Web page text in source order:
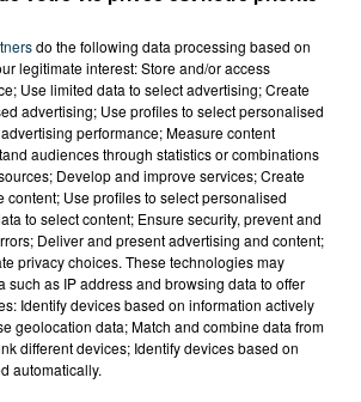
do the following data processing based on
legitimate interest: Store and/or access
Use limited data to select advertising; Create
advertising; Use profiles to select personalised
performance; Measure content
audiences through statistics or combinations
Develop and improve services; Create
content; Use profiles to select personalised
to select content; Ensure security, prevent and
Deliver and present advertising and content;
privacy choices. These technologies may
such as IP address and browsing data to offer
Identify devices based on information actively
geolocation data; Match and combine data from
different devices; Identify devices based on
automatically.